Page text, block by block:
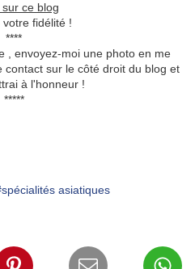
sur ce blog
votre fidélité !
****
, envoyez-moi une photo en me
sur le côté droit du blog et
à l'honneur !
*****
asiatiques